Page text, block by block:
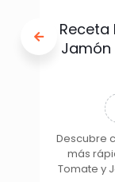
Receta
Jamón
Descubre
más
Tomate y